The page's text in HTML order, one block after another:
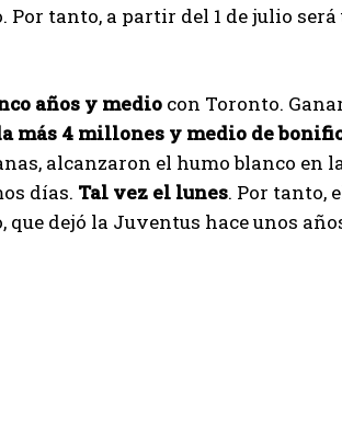
tanto, a partir del 1 de julio será
años y medio con Toronto.
más 4 millones y medio de
alcanzaron el humo blanco en
días. Tal vez el lunes. Por tanto,
dejó la Juventus hace unos